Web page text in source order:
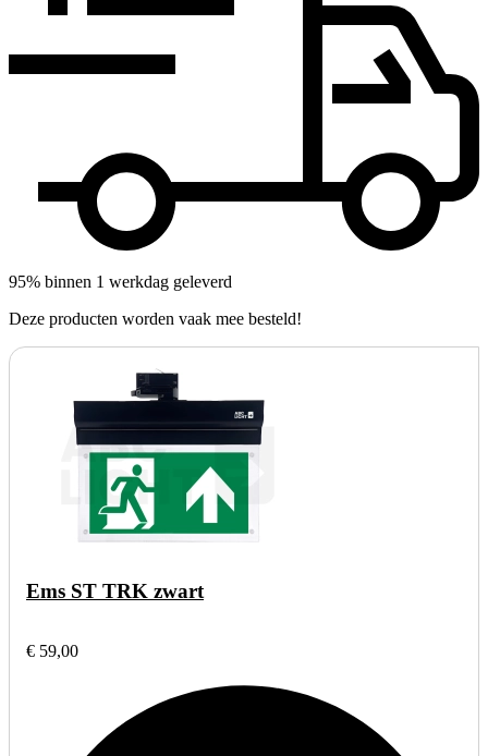
95% binnen 1 werkdag geleverd
Deze producten worden vaak mee besteld!
Ems ST TRK zwart
€ 59,00